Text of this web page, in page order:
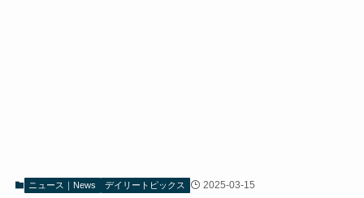
ニュース｜News デイリートピックス 2025-03-15